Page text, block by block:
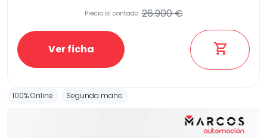
Precio al contado: 26.900 €
Ver ficha
100% Online Segunda mano